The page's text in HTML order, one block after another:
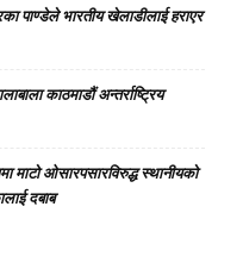
पाण्डेले भारतीय खेलाडीलाई हराएर
काठमाडौं अन्तर्राष्ट्रिय
माटो ओसारपसारविरुद्ध स्थानीयको
दबाब